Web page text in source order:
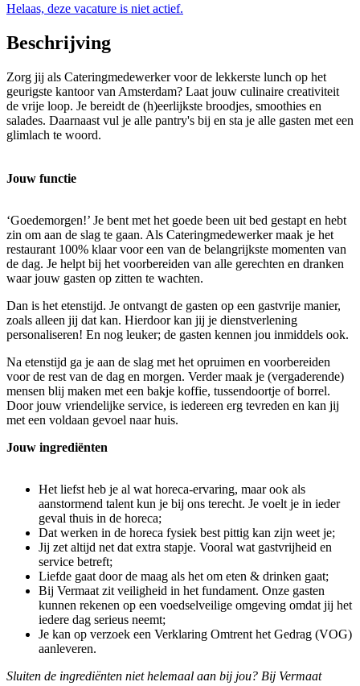
Helaas, deze vacature is niet actief.
Beschrijving
Zorg jij als Cateringmedewerker voor de lekkerste lunch op het
geurigste kantoor van Amsterdam? Laat jouw culinaire creativiteit
de vrije loop. Je bereidt de (h)eerlijkste broodjes, smoothies en
salades. Daarnaast vul je alle pantry's bij en sta je alle gasten met een
glimlach te woord.
Jouw functie
‘Goedemorgen!’ Je bent met het goede been uit bed gestapt en hebt
zin om aan de slag te gaan. Als Cateringmedewerker maak je het
restaurant 100% klaar voor een van de belangrijkste momenten van
de dag. Je helpt bij het voorbereiden van alle gerechten en dranken
waar jouw gasten op zitten te wachten.
Dan is het etenstijd. Je ontvangt de gasten op een gastvrije manier,
zoals alleen jij dat kan. Hierdoor kan jij je dienstverlening
personaliseren! En nog leuker; de gasten kennen jou inmiddels ook.
Na etenstijd ga je aan de slag met het opruimen en voorbereiden
voor de rest van de dag en morgen. Verder maak je (vergaderende)
mensen blij maken met een bakje koffie, tussendoortje of borrel.
Door jouw vriendelijke service, is iedereen erg tevreden en kan jij
met een voldaan gevoel naar huis.
Jouw ingrediënten
Het liefst heb je al wat horeca-ervaring, maar ook als
aanstormend talent kun je bij ons terecht. Je voelt je in ieder
geval thuis in de horeca;
Dat werken in de horeca fysiek best pittig kan zijn weet je;
Jij zet altijd net dat extra stapje. Vooral wat gastvrijheid en
service betreft;
Liefde gaat door de maag als het om eten & drinken gaat;
Bij Vermaat zit veiligheid in het fundament. Onze gasten
kunnen rekenen op een voedselveilige omgeving omdat jij het
iedere dag serieus neemt;
Je kan op verzoek een Verklaring Omtrent het Gedrag (VOG)
aanleveren.
Sluiten de ingrediënten niet helemaal aan bij jou? Bij Vermaat